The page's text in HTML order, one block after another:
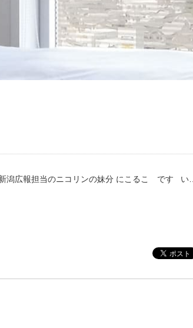
広報担当のニコリンの妹分 にこるこ です い…